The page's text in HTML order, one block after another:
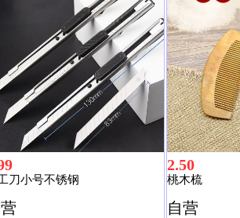
刀小号不锈钢
2.50
桃木梳
自营